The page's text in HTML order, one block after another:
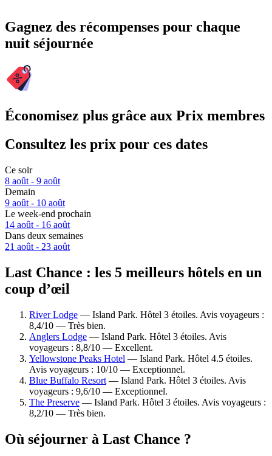
Gagnez des récompenses pour chaque
nuit séjournée
Économisez plus grâce aux Prix membres
Consultez les prix pour ces dates
Ce soir
8 août - 9 août
Demain
9 août - 10 août
Le week-end prochain
14 août - 16 août
Dans deux semaines
21 août - 23 août
Last Chance : les 5 meilleurs hôtels en un
coup d’œil
River Lodge — Island Park. Hôtel 3 étoiles. Avis voyageurs :
8,4/10 — Très bien.
Anglers Lodge — Island Park. Hôtel 3 étoiles. Avis
voyageurs : 8,8/10 — Excellent.
Yellowstone Peaks Hotel — Island Park. Hôtel 4.5 étoiles.
Avis voyageurs : 10/10 — Exceptionnel.
Blue Buffalo Resort — Island Park. Hôtel 3 étoiles. Avis
voyageurs : 9,6/10 — Exceptionnel.
The Preserve — Island Park. Hôtel 3 étoiles. Avis voyageurs :
8,2/10 — Très bien.
Où séjourner à Last Chance ?